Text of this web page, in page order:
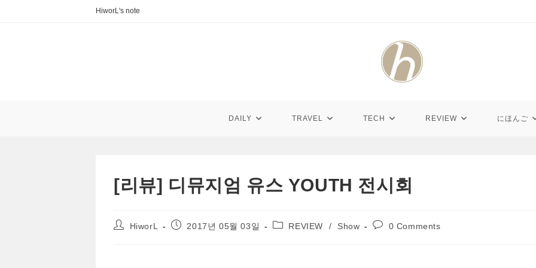
HiworL's note
DAILY TRAVEL TECH REVIEW にほんご
[리뷰] 디뮤지엄 유스 YOUTH 전시회
PostHiworL
Post2017년 05월 03일
PostREVIEW / Show
Post0 Comments